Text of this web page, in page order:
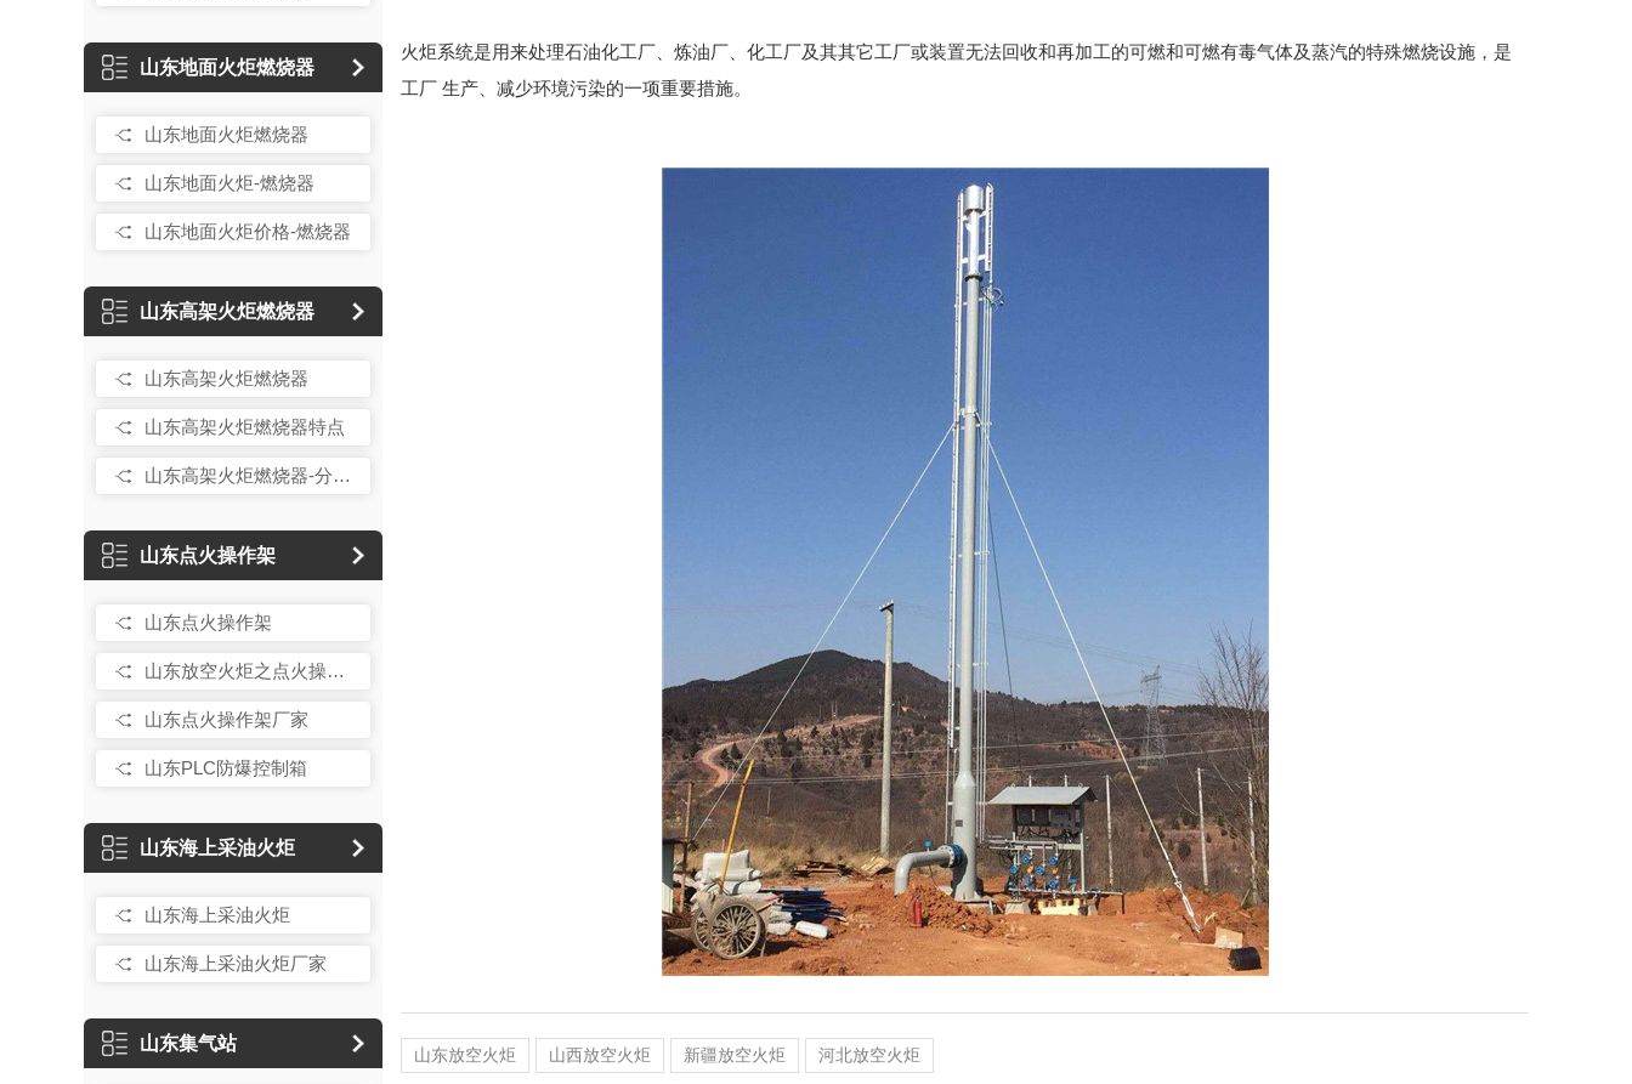
山东地面火炬燃烧器
山东地面火炬燃烧器
山东地面火炬-燃烧器
山东地面火炬价格-燃烧器
山东高架火炬燃烧器
山东高架火炬燃烧器
山东高架火炬燃烧器特点
山东高架火炬燃烧器-分子封
山东点火操作架
山东点火操作架
山东放空火炬之点火操作架
山东点火操作架厂家
山东PLC防爆控制箱
山东海上采油火炬
山东海上采油火炬
山东海上采油火炬厂家
山东集气站
火炬系统是用来处理石油化工厂、炼油厂、化工厂及其其它工厂或装置无法回收和再加工的可燃和可燃有毒气体及蒸汽的特殊燃烧设施，是
工厂 生产、减少环境污染的一项重要措施。
山东放空火炬 山西放空火炬 新疆放空火炬 河北放空火炬